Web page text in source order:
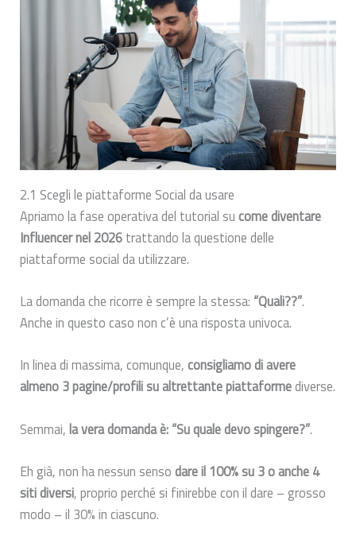
2.1 Scegli le piattaforme Social da usare
Apriamo la fase operativa del tutorial sucome diventare
Influencer nel 2026 trattando la questione delle
piattaforme social da utilizzare.
La domanda che ricorre è sempre la stessa: “Quali??”.
Anche in questo caso non c’è una risposta univoca.
In linea di massima, comunque,consigliamo di avere
almeno 3 pagine/profili su altrettante piattaformediverse.
Semmai,la vera domanda è: “Su quale devo spingere?”.
Eh già, non ha nessun sensodare il 100% su 3 o anche 4
siti diversi, proprio perché si finirebbe con il dare – grosso
modo – il 30% in ciascuno.